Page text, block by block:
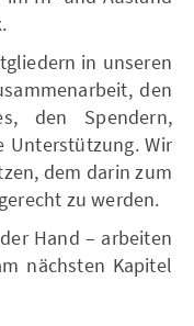
in unseren
den
den Spendern,
Unterstützung. Wir
dem darin zum
zu werden.
Hand – arbeiten
nächsten Kapitel